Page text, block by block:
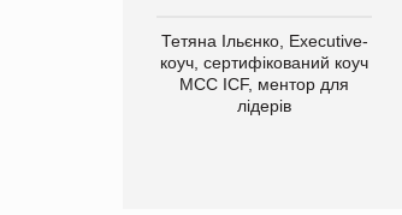
Тетяна Ільєнко, Executive-
коуч, сертифікований коуч
МСС ICF, ментор для
лідерів